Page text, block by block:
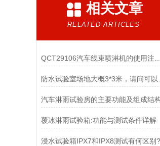
相关文章
RELATED ARTICLES
汽车淋雨试验房的主要功能及组成结
覆冰淋雨试验箱:功能与测试条件详解
浸水试验箱IPX7和IPX8测试有何区别?